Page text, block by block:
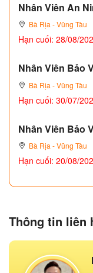
Nhân Viên An
Bà Rịa - Vũng Tàu
Hạn cuối: 28/08/
Nhân Viên Bảo
Bà Rịa - Vũng Tàu
Hạn cuối: 30/07/
Nhân Viên Bảo
Bà Rịa - Vũng Tàu
Hạn cuối: 20/08/
Thông tin liên